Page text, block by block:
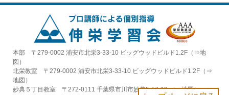
本部 〒279-0002 浦安市北栄3-33-10 ビッグウッドビルド1.2F（⇒地
図 ）
北栄教室 〒279-0002 浦安市北栄3-33-10 ビッグウッドビルド1.2F（⇒
地図 ）
妙典５丁目教室 〒272-0111 千葉県市川市妙典5-17-19 （⇒地図）